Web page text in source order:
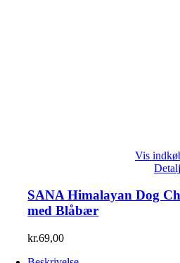
Vis
SANA Himalayan Dog
med Blåbær
kr.69,00